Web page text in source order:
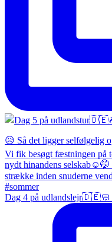
Dag 4 på udlandslejr🇩🇪🧼